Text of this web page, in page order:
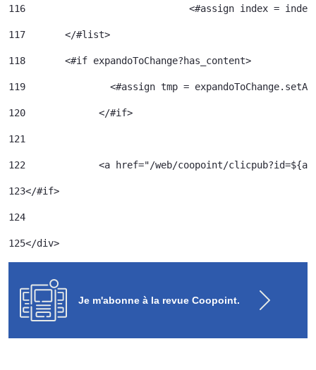
116
<#assign index =
117
	  </#list>
118
	  <#if expandoToChange?has_content>
119
120
121
122
<a href="/web/coopoint/
123</#if>
124
125</div>
Je m'abonne à la revue Coopoint.